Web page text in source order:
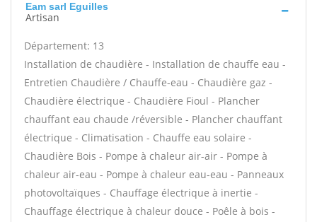
Eam sarl Eguilles
Artisan
Département: 13
Installation de chaudière - Installation de chauffe eau -
Entretien Chaudière / Chauffe-eau - Chaudière gaz -
Chaudière électrique - Chaudière Fioul - Plancher
chauffant eau chaude /réversible - Plancher chauffant
électrique - Climatisation - Chauffe eau solaire -
Chaudière Bois - Pompe à chaleur air-air - Pompe à
chaleur air-eau - Pompe à chaleur eau-eau - Panneaux
photovoltaïques - Chauffage électrique à inertie -
Chauffage électrique à chaleur douce - Poêle à bois -